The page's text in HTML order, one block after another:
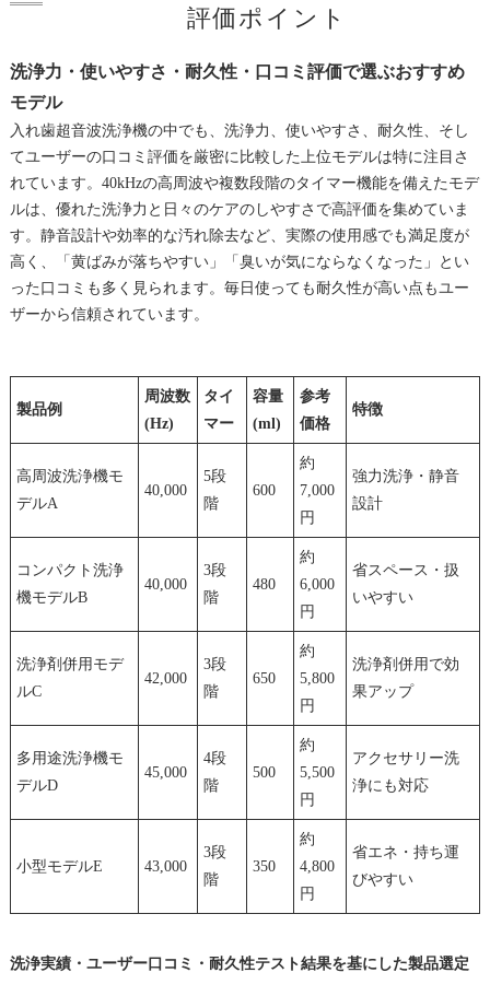
評価ポイント
洗浄力・使いやすさ・耐久性・口コミ評価で選ぶおすすめ
モデル
入れ歯超音波洗浄機の中でも、洗浄力、使いやすさ、耐久性、そし
てユーザーの口コミ評価を厳密に比較した上位モデルは特に注目さ
れています。40kHzの高周波や複数段階のタイマー機能を備えたモデ
ルは、優れた洗浄力と日々のケアのしやすさで高評価を集めていま
す。静音設計や効率的な汚れ除去など、実際の使用感でも満足度が
高く、「黄ばみが落ちやすい」「臭いが気にならなくなった」とい
った口コミも多く見られます。毎日使っても耐久性が高い点もユー
ザーから信頼されています。
製品例
周波数
(Hz)
タイ
マー
容量
(ml)
参考
価格
特徴
高周波洗浄機モ
デルA
40,000
5段
階
600
約
7,000
円
強力洗浄・静音
設計
コンパクト洗浄
機モデルB
40,000
3段
階
480
約
6,000
円
省スペース・扱
いやすい
洗浄剤併用モデ
ルC
42,000
3段
階
650
約
5,800
円
洗浄剤併用で効
果アップ
多用途洗浄機モ
デルD
45,000
4段
階
500
約
5,500
円
アクセサリー洗
浄にも対応
小型モデルE 43,000
3段
階
350
約
4,800
円
省エネ・持ち運
びやすい
洗浄実績・ユーザー口コミ・耐久性テスト結果を基にした製品選定